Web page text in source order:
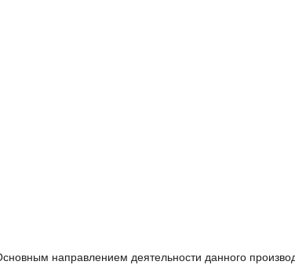
направлением деятельности данного